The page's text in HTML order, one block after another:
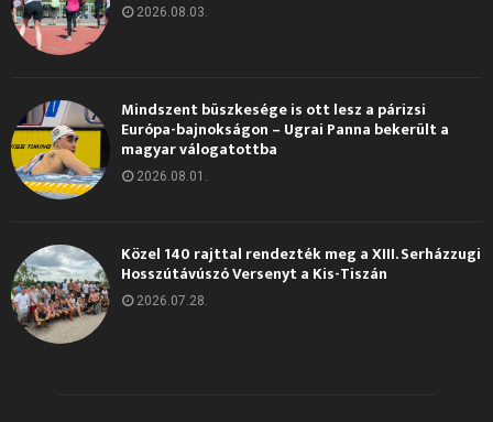
2026.08.03.
Mindszent büszkesége is ott lesz a párizsi
Európa-bajnokságon – Ugrai Panna bekerült a
magyar válogatottba
2026.08.01.
Közel 140 rajttal rendezték meg a XIII. Serházzugi
Hosszútávúszó Versenyt a Kis-Tiszán
2026.07.28.